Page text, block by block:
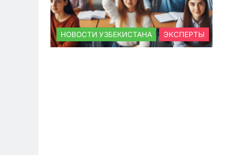
НОВОСТИ УЗБЕКИСТАНА ЭКСПЕРТЫ